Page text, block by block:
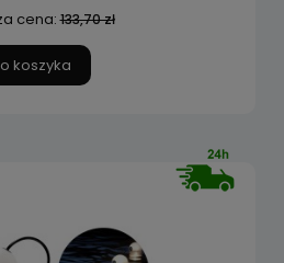
cena:133,70 zł
koszyka